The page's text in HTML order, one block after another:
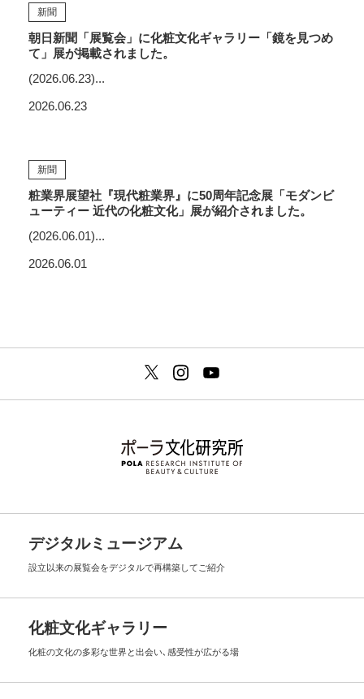
新聞
朝日新聞「展覧会」に化粧文化ギャラリー「鏡を見つめ
て」展が掲載されました。
(2026.06.23)...
2026.06.23
新聞
粧業界展望社『現代粧業界』に50周年記念展「モダンビ
ューティー 近代の化粧文化」展が紹介されました。
(2026.06.01)...
2026.06.01
デジタルミュージアム
設立以来の展覧会をデジタルで再構築してご紹介
化粧文化ギャラリー
化粧の文化の多彩な世界と出会い､ 感受性が広がる場